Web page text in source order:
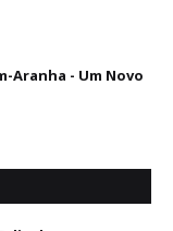
Aranha - Um Novo